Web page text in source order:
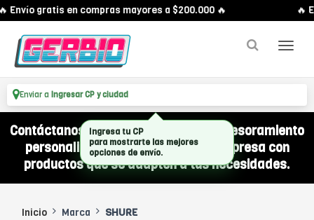
Envío gratis en compras mayores a $200.000 🔥 🔥
Enviar a Ingresar CP y ciudad
Contáctanos por WhatsApp y recibí asesoramiento
personalizado para equipar a tu empresa con
productos que se adapten a tus necesidades.
Inicio Marca SHURE
Ingresa tu CP
para mostrarte las mejores
opciones de envío.